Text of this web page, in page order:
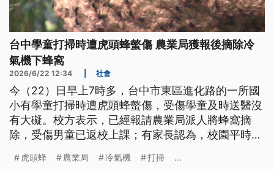
台中學童打掃時遭虎頭蜂螫傷 農業局獲報後摘除冷
氣機下蜂窩
2026/6/22 12:34 社會
今（22）日早上7時多，台中市東區進化路的一所國
小有學童打掃時遭虎頭蜂螫傷，受傷學童及時送醫沒
有大礙。校方表示，已經報請農業局派人將蜂窩摘
除，受傷男童已返校上課；有家長認為，校園平時都
徹底檢查。
虎頭蜂 農業局 冷氣機 打掃 ...